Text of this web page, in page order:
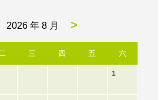
2026 年 8 月 >
二 三 四 五 六
1